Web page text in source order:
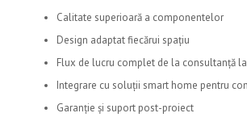
Calitate superioară a componentelor
Design adaptat fiecărui spațiu
Flux de lucru complet de la consultanță
Integrare cu soluții smart home pentru
Garanție și suport post-proiect